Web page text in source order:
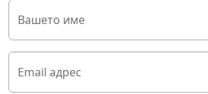
Вашето име
Email адрес